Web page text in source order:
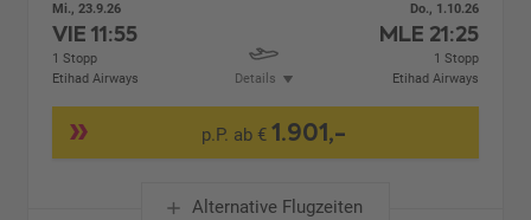
Mi., 23.9.26
VIE11:55
1 Stopp
Etihad Airways
Details
Do., 1.10.26
MLE 21:25
1 Stopp
Etihad Airways
p.P. ab €1.901,-
Alternative Flugzeiten